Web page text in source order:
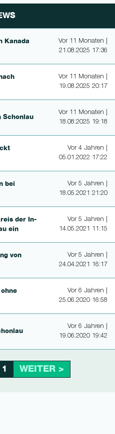
Kanada
Vor 11 Monaten |
21.08.2025 17:36
Vor 11 Monaten |
19.08.2025 20:17
Schonlau
Vor 11 Monaten |
18.08.2025 19:18
Vor 4 Jahren |
05.01.2022 17:22
bei
Vor 5 Jahren |
18.05.2021 21:20
der In­
ein
Vor 5 Jahren |
14.05.2021 11:15
von
Vor 5 Jahren |
24.04.2021 16:17
Vor 6 Jahren |
25.06.2020 16:58
Vor 6 Jahren |
19.06.2020 19:42
1 WEITER >